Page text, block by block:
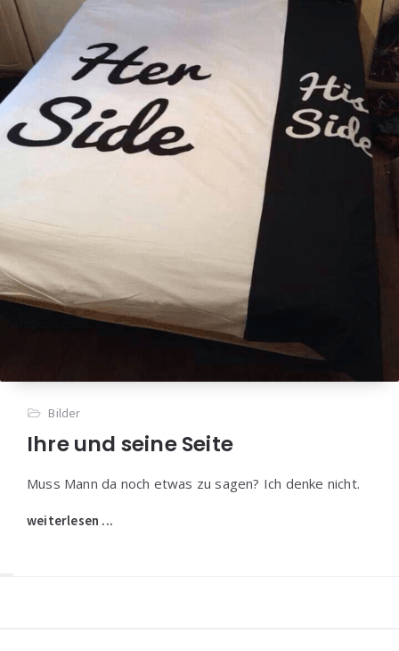
Bilder
Ihre und seine Seite
Muss Mann da noch etwas zu sagen? Ich denke nicht.
weiterlesen ...